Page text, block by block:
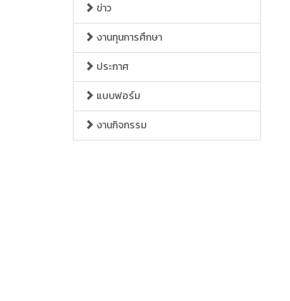
ข่าว
งานทุนการศึกษา
ประกาศ
แบบฟอร์ม
งานกิจกรรม